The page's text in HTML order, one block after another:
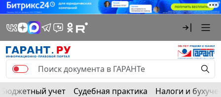
Бюджетный учет Судебная практика Налоги и